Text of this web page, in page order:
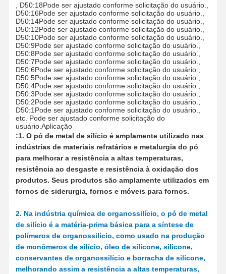
Casa Produtos
Quem
Controle De
Fale
Pedir Um
Microesferas de sílica monodispersas
Microesferas ocas de sílica
Polvo de sílica esférica
, D50:18Pode ser ajustado conforme solicitação do usuário.
D50:16Pode ser ajustado conforme solicitação do usuário.
D50:14Pode ser ajustado conforme solicitação do usuário.
D50:12Pode ser ajustado conforme solicitação do usuário.
D50:10Pode ser ajustado conforme solicitação do usuário.
D50:9Pode ser ajustado conforme solicitação do usuário.
D50:8Pode ser ajustado conforme solicitação do usuário.
D50:7Pode ser ajustado conforme solicitação do usuário.
D50:6Pode ser ajustado conforme solicitação do usuário.
D50:5Pode ser ajustado conforme solicitação do usuário.
D50:4Pode ser ajustado conforme solicitação do usuário.
D50:3Pode ser ajustado conforme solicitação do usuário.
D50:2Pode ser ajustado conforme solicitação do usuário.
D50:1 Pode ser ajustado conforme solicitação do usuário.
etc. Pode ser ajustado conforme solicitação do
usuário. Aplicação
:1. O pó de metal de silício é amplamente utilizado nas
indústrias de materiais refratários e metalurgia do pó
para melhorar a resistência a altas temperaturas,
resistência ao desgaste e resistência à oxidação dos
produtos. Seus produtos são amplamente utilizados em
fornos de siderurgia, fornos e móveis para fornos.
2. Na indústria química de organossilício, o pó de metal
de silício é a matéria-prima básica para a síntese de
polímeros de organossilício, como usado na produção
de monômeros de silício, óleo de silicone, silicone,
conservantes de organossilício e borracha de silicone,
melhorando assim a resistência a altas temperaturas,